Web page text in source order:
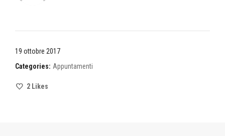
19 ottobre 2017
Categories: Appuntamenti
2 Likes